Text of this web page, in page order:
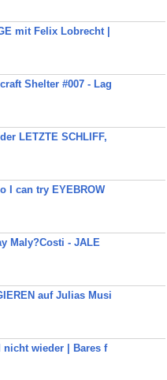
mit Felix Lobrecht |
Shelter #007 - Lag
LETZTE SCHLIFF,
I can try EYEBROW
Maly?Costi - JALE
auf Julias Musi
wieder | Bares f